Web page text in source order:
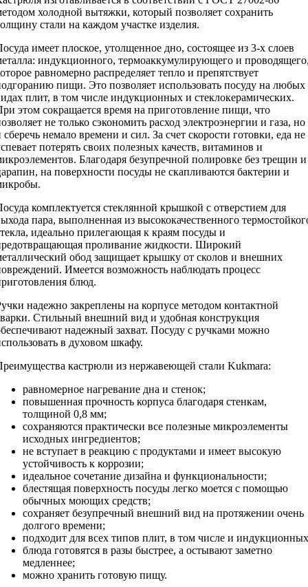
холодной вытяжки, который позволяет сохранить
стали на каждом участке изделия.
имеет плоское, утолщенное дно, состоящее из 3-х слоев
индукционного, термоаккумулирующего и
равномерно распределяет тепло и препятствует
пищи. Это позволяет использовать посуду на любых
плит, в том числе индукционных и стеклокерамических.
этом сокращается время на приготовление пищи, что
не только сэкономить расход электроэнергии и газа, но
сберечь немало времени и сил. За счет скорости готовки, еда не
потерять своих полезных качеств, витаминов и
Благодаря безупречной полировке без трещин и
на поверхности посуды не скапливаются бактерии и
комплектуется стеклянной крышкой с отверстием для
пара, выполненная из высококачественного
идеально прилегающая к краям посуды и
проливание жидкости. Широкий
обод защищает крышку от сколов и внешних
Имеется возможность наблюдать процесс
блюд.
надежно закреплены на корпусе методом контактной
Стильный внешний вид и удобная конструкция
надежный захват. Посуду с ручками можно
в духовом шкафу.
кастрюли из нержавеющей стали Kukmara:
равномерное нагревание дна и стенок;
повышенная прочность корпуса благодаря стенкам,
толщиной 0,8 мм;
сохраняются практически все полезные микроэлементы
исходных ингредиентов;
не вступает в реакцию с продуктами и имеет высокую
устойчивость к коррозии;
идеальное сочетание дизайна и функциональности;
блестящая поверхность посуды легко моется с помощью
обычных моющих средств;
сохраняет безупречный внешний вид на протяжении очень
долгого времени;
подходит для всех типов плит, в том числе и
блюда готовятся в разы быстрее, а остывают заметно
медленнее;
можно хранить готовую пищу.